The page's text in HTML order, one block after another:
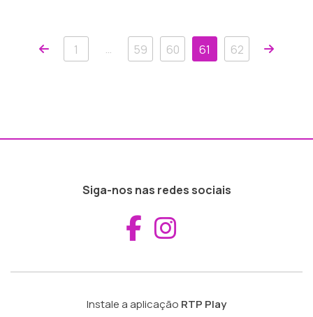
Anterior
1 … 59 60 61 62
Siga-nos nas redes sociais
Aceder ao
Instale a aplicação RTP Play